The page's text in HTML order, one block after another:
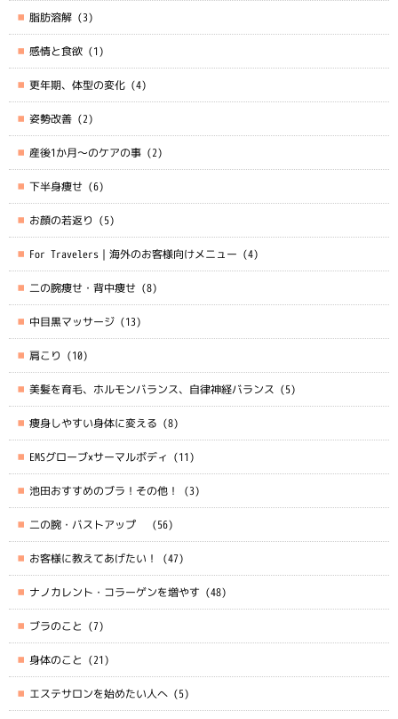
脂肪溶解 (3)
感情と食欲 (1)
更年期、体型の変化 (4)
姿勢改善 (2)
産後1か月～のケアの事 (2)
下半身痩せ (6)
お顔の若返り (5)
For Travelers｜海外のお客様向けメニュー (4)
二の腕痩せ・背中痩せ (8)
中目黒マッサージ (13)
肩こり (10)
美髪を育毛、ホルモンバランス、自律神経バランス (5)
痩身しやすい身体に変える (8)
EMSグローブ×サーマルボディ (11)
池田おすすめのブラ！その他！ (3)
二の腕・バストアップ (56)
お客様に教えてあげたい！ (47)
ナノカレント・コラーゲンを増やす (48)
ブラのこと (7)
身体のこと (21)
エステサロンを始めたい人へ (5)